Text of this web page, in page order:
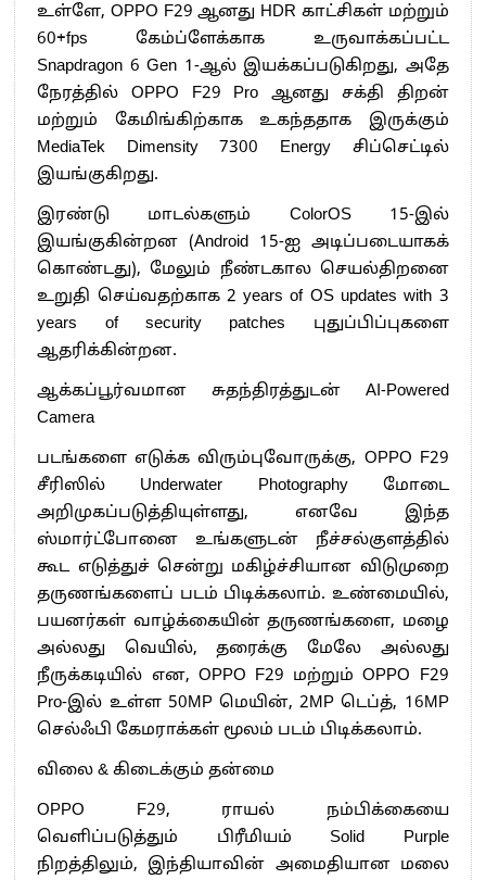
உள்ளே, OPPO F29 ஆனது HDR காட்சிகள் மற்றும்
60+fps கேம்ப்ளேக்காக உருவாக்கப்பட்ட
Snapdragon 6 Gen 1-ஆல் இயக்கப்படுகிறது, அதே
நேரத்தில் OPPO F29 Pro ஆனது சக்தி திறன்
மற்றும் கேமிங்கிற்காக உகந்ததாக இருக்கும்
MediaTek Dimensity 7300 Energy சிப்செட்டில்
இயங்குகிறது.
இரண்டு மாடல்களும் ColorOS 15-இல்
இயங்குகின்றன (Android 15-ஐ அடிப்படையாகக்
கொண்டது), மேலும் நீண்டகால செயல்திறனை
உறுதி செய்வதற்காக 2 years of OS updates with 3
years of security patches புதுப்பிப்புகளை
ஆதரிக்கின்றன.
ஆக்கப்பூர்வமான சுதந்திரத்துடன் AI-Powered
Camera
படங்களை எடுக்க விரும்புவோருக்கு, OPPO F29
சீரிஸில் Underwater Photography மோடை
அறிமுகப்படுத்தியுள்ளது, எனவே இந்த
ஸ்மார்ட்போனை உங்களுடன் நீச்சல்குளத்தில்
கூட எடுத்துச் சென்று மகிழ்ச்சியான விடுமுறை
தருணங்களைப் படம் பிடிக்கலாம். உண்மையில்,
பயனர்கள் வாழ்க்கையின் தருணங்களை, மழை
அல்லது வெயில், தரைக்கு மேலே அல்லது
நீருக்கடியில் என, OPPO F29 மற்றும் OPPO F29
Pro-இல் உள்ள 50MP மெயின், 2MP டெப்த், 16MP
செல்ஃபி கேமராக்கள் மூலம் படம் பிடிக்கலாம்.
விலை & கிடைக்கும் தன்மை
OPPO F29, ராயல் நம்பிக்கையை
வெளிப்படுத்தும் பிரீமியம் Solid Purple
நிறத்திலும், இந்தியாவின் அமைதியான மலை